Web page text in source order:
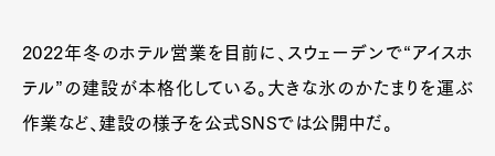
2022年冬のホテル営業を目前に、スウェーデンで“アイスホ
テル”の建設が本格化している。大きな氷のかたまりを運ぶ
作業など、建設の様子を公式SNSでは公開中だ。